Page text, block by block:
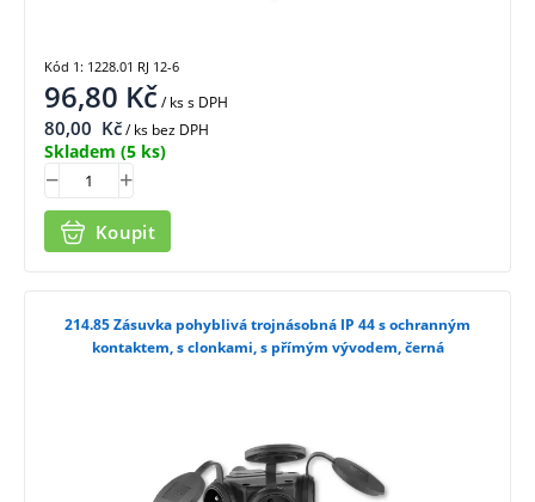
96,80 Kč/ kss DPH
80,00 Kč/ ks bez DPH
Skladem (5 ks)
Koupit
Kód 1: 1228.01 RJ 12-6
214.85 Zásuvka pohyblivá trojnásobná IP 44 s ochranným
kontaktem, s clonkami, s přímým vývodem, černá